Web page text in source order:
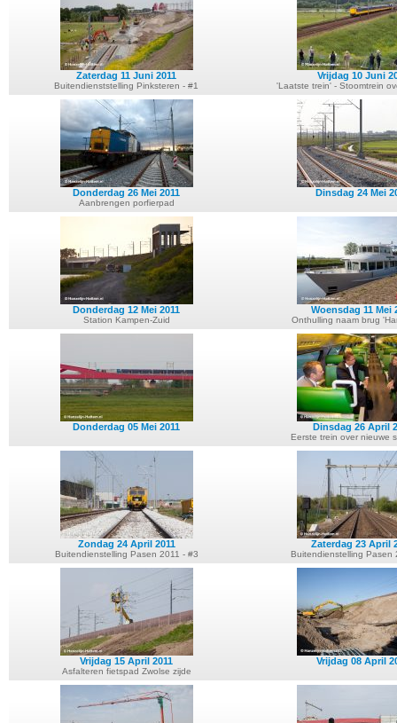
Zaterdag 11 Juni 2011
Buitendienststelling Pinksteren - #1
Vrijdag 10 Juni
'Laatste trein' - Stoomtrein
Donderdag 26 Mei 2011
Aanbrengen porfierpad
Dinsdag 24 Mei
Donderdag 12 Mei 2011
Station Kampen-Zuid
Woensdag 11 Mei
Onthulling naam brug
Donderdag 05 Mei 2011 Dinsdag 26 April
Eerste trein over nieuwe
Zondag 24 April 2011
Buitendienstelling Pasen 2011 - #3
Zaterdag 23 April
Buitendienstelling Pasen
Vrijdag 15 April 2011
Asfalteren fietspad Zwolse zijde
Vrijdag 08 April